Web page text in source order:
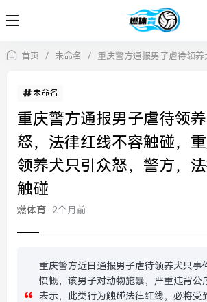
首页 / 未命名 / 重庆警方通报男子虐待领养犬只引众怒，法律红线不容触碰，重庆
未命名
重庆警方通报男子虐待领
怒，法律红线不容触碰，
领养犬只引众怒，警方，
触碰
燃体育 2个月前
重庆警方近日通报男子虐待领养犬只事
愤慨，该男子对动物施暴，严重违背公
表示，此类行为触碰法律红线，必将受